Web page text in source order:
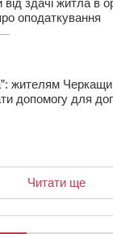
оподаткування
жителям
допомогу для
Читати ще